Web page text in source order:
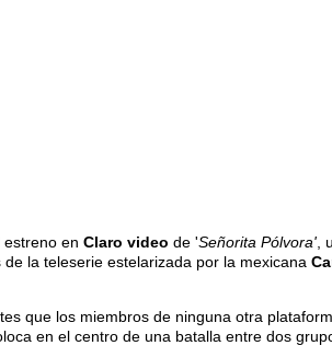
en Claro video de 'Señorita Pólvora'
la teleserie estelarizada por la mexicana
que los miembros de ninguna otra
en el centro de una batalla entre dos